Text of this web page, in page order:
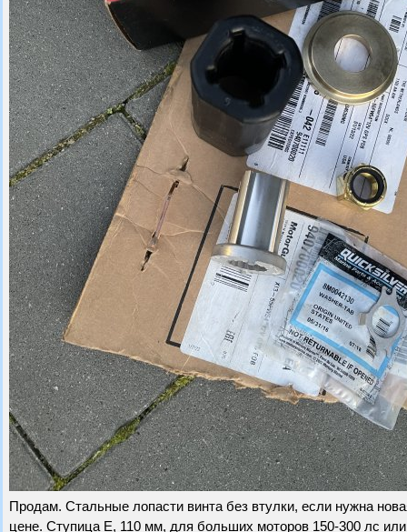
Продам. Стальные лопасти винта без втулки, если нужна
цене. Ступица Е, 110 мм, для больших моторов 150-300 лс